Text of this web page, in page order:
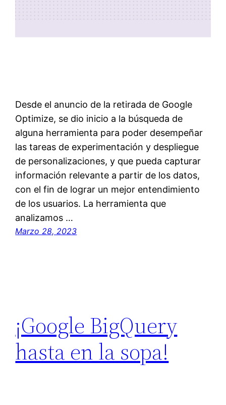
Desde el anuncio de la retirada de Google
Optimize, se dio inicio a la búsqueda de
alguna herramienta para poder desempeñar
las tareas de experimentación y despliegue
de personalizaciones, y que pueda capturar
información relevante a partir de los datos,
con el fin de lograr un mejor entendimiento
de los usuarios. La herramienta que
analizamos …
Marzo 28, 2023
¡Google BigQuery
hasta en la sopa!